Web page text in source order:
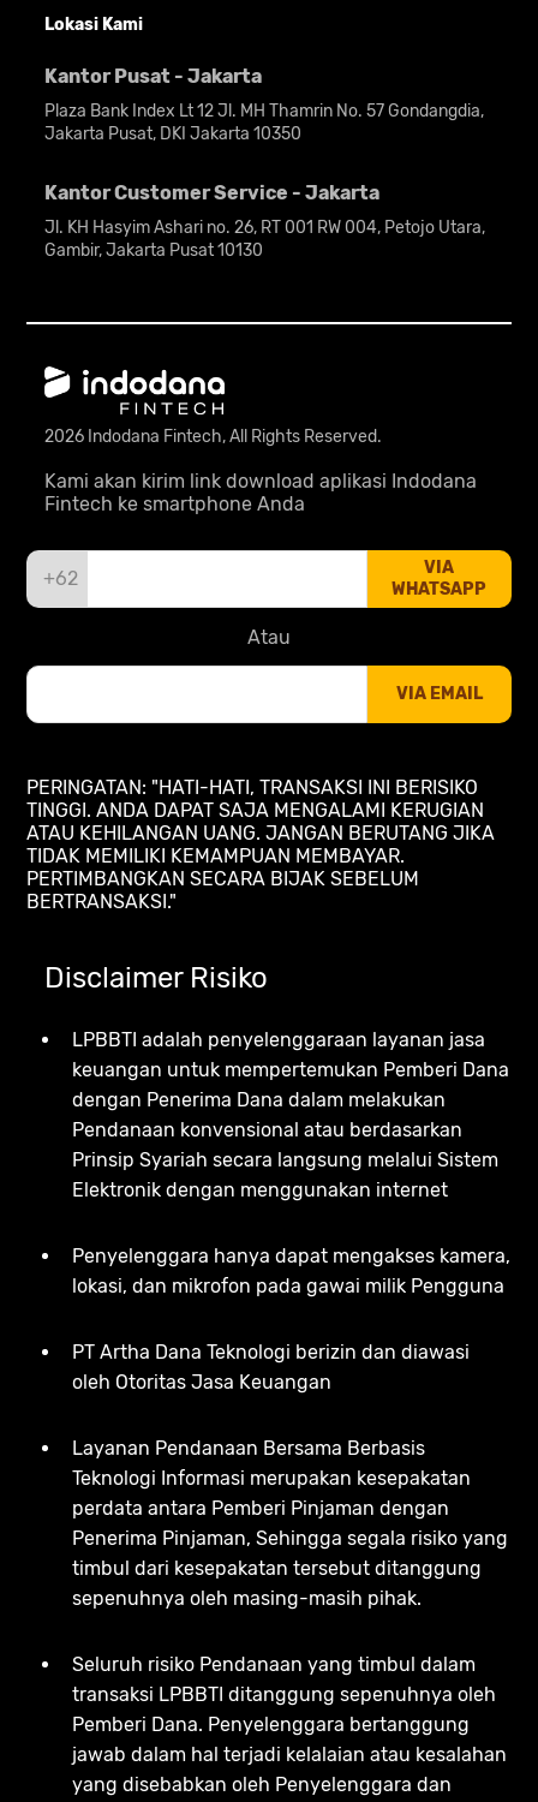
Lokasi Kami
Kantor Pusat - Jakarta
Plaza Bank Index Lt 12 Jl. MH Thamrin No. 57 Gondangdia,
Jakarta Pusat, DKI Jakarta 10350
Kantor Customer Service - Jakarta
Jl. KH Hasyim Ashari no. 26, RT 001 RW 004, Petojo Utara,
Gambir, Jakarta Pusat 10130
2026 Indodana Fintech, All Rights Reserved.
Kami akan kirim link download aplikasi Indodana
Fintech ke smartphone Anda
+62
VIA
WHATSAPP
Atau
VIA EMAIL
PERINGATAN: "HATI-HATI, TRANSAKSI INI BERISIKO
TINGGI. ANDA DAPAT SAJA MENGALAMI KERUGIAN
ATAU KEHILANGAN UANG. JANGAN BERUTANG JIKA
TIDAK MEMILIKI KEMAMPUAN MEMBAYAR.
PERTIMBANGKAN SECARA BIJAK SEBELUM
BERTRANSAKSI."
Disclaimer Risiko
LPBBTI adalah penyelenggaraan layanan jasa
keuangan untuk mempertemukan Pemberi Dana
dengan Penerima Dana dalam melakukan
Pendanaan konvensional atau berdasarkan
Prinsip Syariah secara langsung melalui Sistem
Elektronik dengan menggunakan internet
Penyelenggara hanya dapat mengakses kamera,
lokasi, dan mikrofon pada gawai milik Pengguna
PT Artha Dana Teknologi berizin dan diawasi
oleh Otoritas Jasa Keuangan
Layanan Pendanaan Bersama Berbasis
Teknologi Informasi merupakan kesepakatan
perdata antara Pemberi Pinjaman dengan
Penerima Pinjaman, Sehingga segala risiko yang
timbul dari kesepakatan tersebut ditanggung
sepenuhnya oleh masing-masih pihak.
Seluruh risiko Pendanaan yang timbul dalam
transaksi LPBBTI ditanggung sepenuhnya oleh
Pemberi Dana. Penyelenggara bertanggung
jawab dalam hal terjadi kelalaian atau kesalahan
yang disebabkan oleh Penyelenggara dan